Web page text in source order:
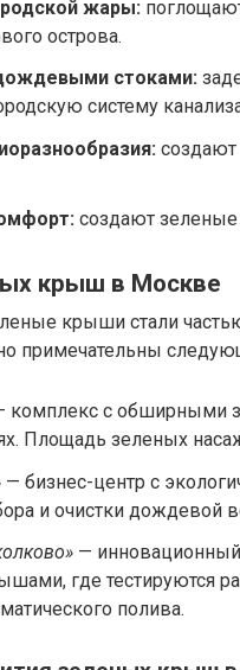
жары:
острова.
стоками:
систему
создают
создают
крыш в Москве
крыши стали
примечательны
комплекс с обширными
Площадь зеленых
— бизнес-центр с
и очистки дождевой
—
где тестируются
полива.